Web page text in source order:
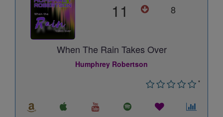
11 8
When The Rain Takes Over
Humphrey Robertson
*